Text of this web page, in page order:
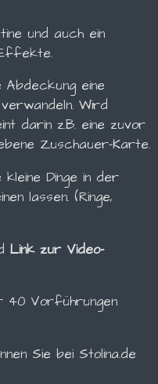
und auch ein
Abdeckung eine
Wird
darin z.B. eine zuvor
Zuschauer-Karte.
Dinge in der
lassen. (Ringe,
Link zur Video-
40 Vorführungen
Sie bei Stolina.de